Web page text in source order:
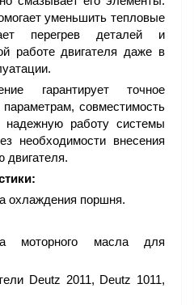
уменьшить тепловые
перегрев деталей и
работе двигателя даже в
гарантирует точное
параметрам, совместимость
работу системы
необходимости внесения
двигателя.
охлаждения поршня.
моторного масла для
Deutz 2011, Deutz 1011,